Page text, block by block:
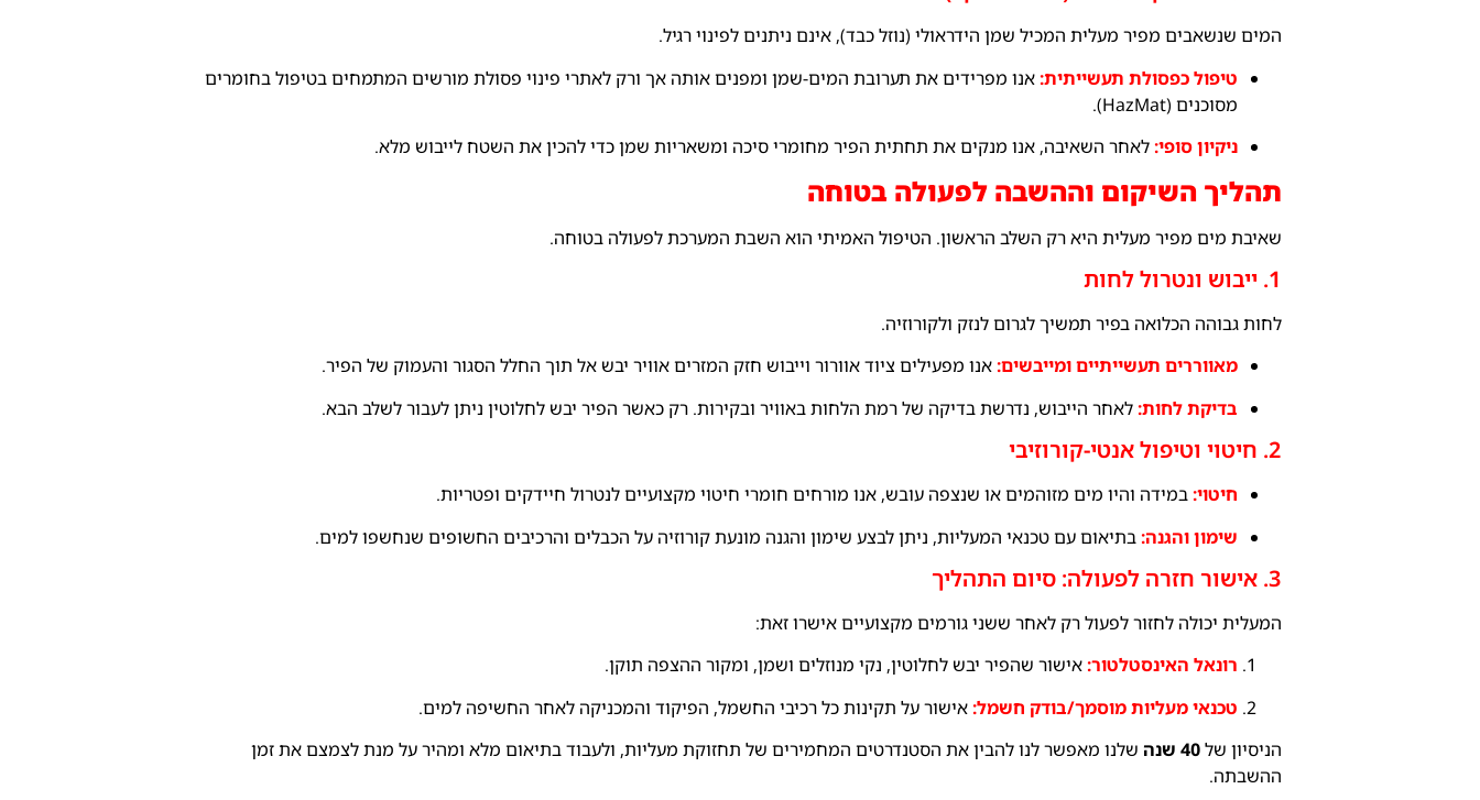
המים שנשאבים מפיר מעלית המכיל שמן הידראולי (נוזל כבד), אינם ניתנים לפינוי רגיל.
טיפול כפסולת תעשייתית:אנו מפרידים את תערובת המים-שמן ומפנים אותה אך ורק לאתרי פינוי פסולת מורשים המתמחים בטיפול בחומרים
מסוכנים (HazMat).
ניקיון סופי:לאחר השאיבה, אנו מנקים את תחתית הפיר מחומרי סיכה ומשאריות שמן כדי להכין את השטח לייבוש מלא.
תהליך השיקום וההשבה לפעולה בטוחה
שאיבת מים מפיר מעלית היא רק השלב הראשון. הטיפול האמיתי הוא השבת המערכת לפעולה בטוחה.
1. ייבוש ונטרול לחות
לחות גבוהה הכלואה בפיר תמשיך לגרום לנזק ולקורוזיה.
מאווררים תעשייתיים ומייבשים:אנו מפעילים ציוד אוורור וייבוש חזק המזרים אוויר יבש אל תוך החלל הסגור והעמוק של הפיר.
בדיקת לחות:לאחר הייבוש, נדרשת בדיקה של רמת הלחות באוויר ובקירות. רק כאשר הפיר יבש לחלוטין ניתן לעבור לשלב הבא.
2. חיטוי וטיפול אנטי-קורוזיבי
חיטוי:במידה והיו מים מזוהמים או שנצפה עובש, אנו מורחים חומרי חיטוי מקצועיים לנטרול חיידקים ופטריות.
שימון והגנה:בתיאום עם טכנאי המעליות, ניתן לבצע שימון והגנה מונעת קורוזיה על הכבלים והרכיבים החשופים שנחשפו למים.
3. אישור חזרה לפעולה: סיום התהליך
המעלית יכולה לחזור לפעול רק לאחר ששני גורמים מקצועיים אישרו זאת:
רונאל האינסטלטור:אישור שהפיר יבש לחלוטין, נקי מנוזלים ושמן, ומקור ההצפה תוקן.
טכנאי מעליות מוסמך/בודק חשמל:אישור על תקינות כל רכיבי החשמל, הפיקוד והמכניקה לאחר החשיפה למים.
הניסיון של40 שנה
שלנו מאפשר לנו להבין את הסטנדרטים המחמירים של תחזוקת מעליות, ולעבוד בתיאום מלא ומהיר על מנת לצמצם את זמן
ההשבתה.